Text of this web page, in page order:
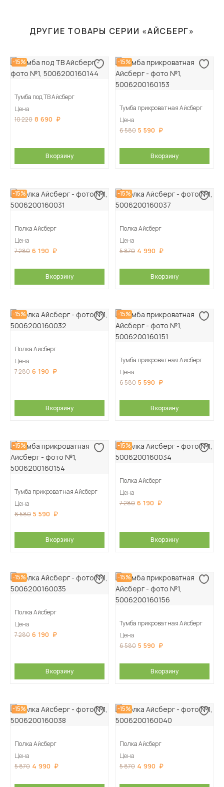
ДРУГИЕ ТОВАРЫ СЕРИИ «АЙСБЕРГ»
-15%
Тумба под ТВ Айсберг
Цена
10 220 8 690
В корзину
-15%
Тумба прикроватная Айсберг
Цена
6 580 5 590
В корзину
-15%
Полка Айсберг
Цена
7 280 6 190
В корзину
-15%
Полка Айсберг
Цена
5 870 4 990
В корзину
-15%
Полка Айсберг
Цена
7 280 6 190
В корзину
-15%
Тумба прикроватная Айсберг
Цена
6 580 5 590
В корзину
-15%
Тумба прикроватная Айсберг
Цена
6 580 5 590
В корзину
-15%
Полка Айсберг
Цена
7 280 6 190
В корзину
-15%
Полка Айсберг
Цена
7 280 6 190
В корзину
-15%
Тумба прикроватная Айсберг
Цена
6 580 5 590
В корзину
-15%
Полка Айсберг
Цена
5 870 4 990
-15%
Полка Айсберг
Цена
5 870 4 990